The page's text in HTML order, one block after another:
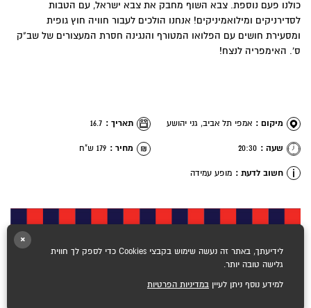
כולנו פעם נוספת. צבא השוף מחבק את צבא ישראל, עם הטבות
לסדירניקים ומילואמיניקים! אנחנו הולכים לעבור חוויה חוץ גופית
ומסעירת חושים עם הפלואו המטורף והנגינה חסרת המעצורים של שב"ק
ס'. האימפריה לנצח!
מיקום : אמפי תל אביב, גני יהושע תאריך : 16.7
שעה : 20:30 מחיר : 179 ש"ח
חשוב לדעת : מופע עמידה
×
לידיעתך, באתר זה נעשה שימוש בקבצי Cookies כדי לספק לך חווית
גלישה טובה יותר.
למידע נוסף ניתן לעיין במדיניות הפרטיות